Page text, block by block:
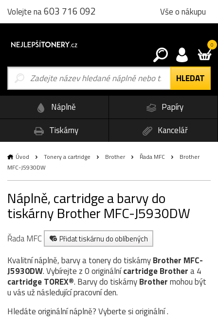
Volejte na603 716 092 Vše o nákupu
0
Náplně
Papíry
Tiskárny
Kancelář
Úvod Tonery a cartridge Brother Řada MFC
Brother
MFC-J5930DW
Náplně, cartridge a barvy do
tiskárny Brother MFC-J5930DW
Řada MFC Přidat tiskárnu do oblíbených
Kvalitní náplně, barvy a tonery do tiskárnyBrother MFC-
J5930DW. Vybírejte z 0 originálnícartridgeBrothera 4
cartridge TOREX®. Barvy do tiskárnyBrothermohou být
u vás už následující pracovní den.
Hledáte originální náplně? Vyberte si originální .